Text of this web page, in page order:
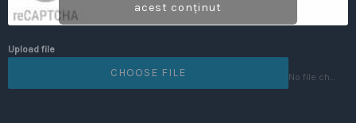
acest conținut
Upload file
CHOOSE FILE